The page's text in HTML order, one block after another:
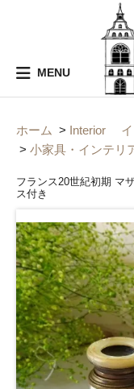
MENU
ホーム > Interior イ
> 小家具・インテリ
フランス20世紀初期 マ
ス付き